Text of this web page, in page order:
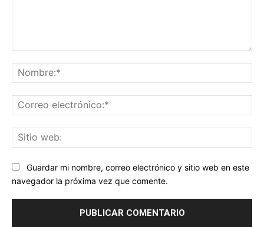
Guardar mi nombre, correo electrónico y sitio web en este
navegador la próxima vez que comente.